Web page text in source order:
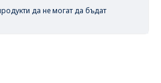
да не могат да бъдат